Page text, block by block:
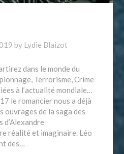
by Lydie Blaizot
dans le monde du
Terrorisme, Crime
à l’actualité mondiale…
le romancier nous a déjà
de la saga des
d’Alexandre
réalité et imaginaire. Léo
des…